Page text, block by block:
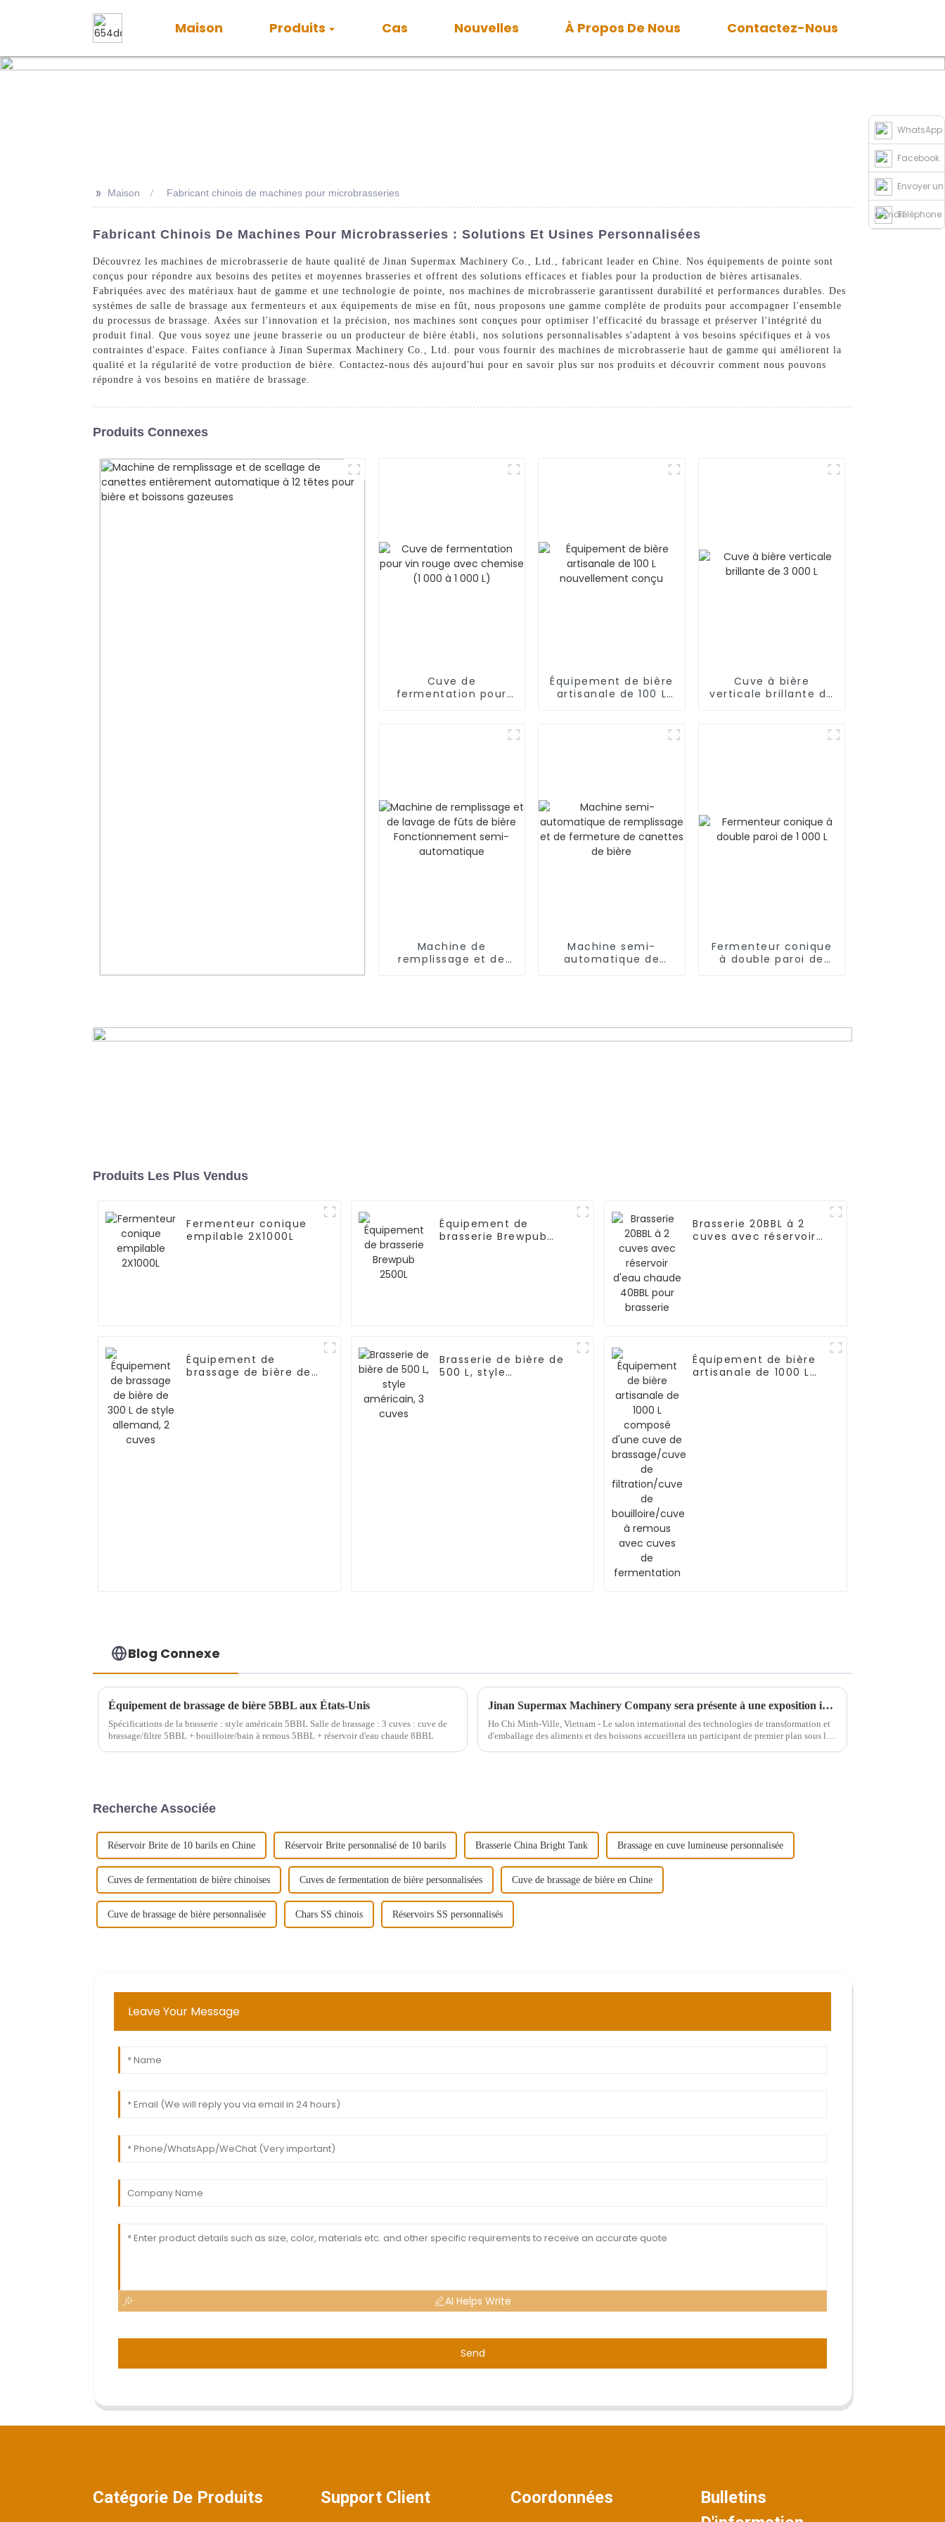
Maison Produits Cas Nouvelles À Propos De Nous Contactez-Nous
WhatsApp
Facebook
Envoyer un
e-mailTéléphone
>> Maison Fabricant chinois de machines pour microbrasseries
Fabricant Chinois De Machines Pour Microbrasseries : Solutions Et Usines Personnalisées
Découvrez les machines de microbrasserie de haute qualité de Jinan Supermax Machinery Co., Ltd., fabricant leader en Chine. Nos équipements de pointe sont
conçus pour répondre aux besoins des petites et moyennes brasseries et offrent des solutions efficaces et fiables pour la production de bières artisanales.
Fabriquées avec des matériaux haut de gamme et une technologie de pointe, nos machines de microbrasserie garantissent durabilité et performances durables. Des
systèmes de salle de brassage aux fermenteurs et aux équipements de mise en fût, nous proposons une gamme complète de produits pour accompagner l'ensemble
du processus de brassage. Axées sur l'innovation et la précision, nos machines sont conçues pour optimiser l'efficacité du brassage et préserver l'intégrité du
produit final. Que vous soyez une jeune brasserie ou un producteur de bière établi, nos solutions personnalisables s'adaptent à vos besoins spécifiques et à vos
contraintes d'espace. Faites confiance à Jinan Supermax Machinery Co., Ltd. pour vous fournir des machines de microbrasserie haut de gamme qui améliorent la
qualité et la régularité de votre production de bière. Contactez-nous dès aujourd'hui pour en savoir plus sur nos produits et découvrir comment nous pouvons
répondre à vos besoins en matière de brassage.
Produits Connexes
automatique à 12 têtes pour bière et
boissons gazeuses
Cuve de
fermentation pour
Équipement de bière
artisanale de 100 L
Cuve à bière
verticale brillante de
Machine de
remplissage et de
Machine semi-
automatique de
Fermenteur conique
à double paroi de
Produits Les Plus Vendus
Fermenteur conique
empilable 2X1000L
Équipement de
brasserie Brewpub
Brasserie 20BBL à 2
cuves avec réservoir
Équipement de
brassage de bière de
Brasserie de bière de
500 L, style
Équipement de bière
artisanale de 1000 L
Blog Connexe
Équipement de brassage de bière 5BBL aux États-Unis
Spécifications de la brasserie : style américain 5BBL Salle de brassage : 3 cuves : cuve de
brassage/filtre 5BBL + bouilloire/bain à remous 5BBL + réservoir d'eau chaude 8BBL
Jinan Supermax Machinery Company sera présente à une exposition internationale au Vietnam
Ho Chi Minh-Ville, Vietnam - Le salon international des technologies de transformation et
d'emballage des aliments et des boissons accueillera un participant de premier plan sous la
Recherche Associée
Réservoir Brite de 10 barils en Chine Réservoir Brite personnalisé de 10 barils Brasserie China Bright Tank Brassage en cuve lumineuse personnalisée
Cuves de fermentation de bière chinoises Cuves de fermentation de bière personnalisées Cuve de brassage de bière en Chine
Cuve de brassage de bière personnalisée Chars SS chinois Réservoirs SS personnalisés
Leave Your Message
AI Helps Write
Send
Catégorie De Produits Support Client Coordonnées
Bulletins